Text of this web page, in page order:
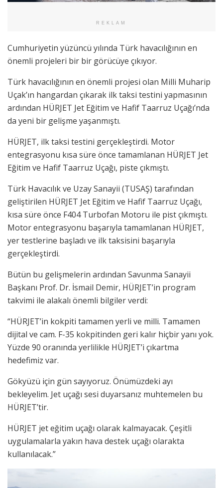
REKLAM
Cumhuriyetin yüzüncü yılında Türk havacılığının en
önemli projeleri bir bir görücüye çıkıyor.
Türk havacılığının en önemli projesi olan Milli Muharip
Uçak’ın hangardan çıkarak ilk taksi testini yapmasının
ardından HÜRJET Jet Eğitim ve Hafif Taarruz Uçağı’nda
da yeni bir gelişme yaşanmıştı.
HÜRJET, ilk taksi testini gerçekleştirdi. Motor
entegrasyonu kısa süre önce tamamlanan HÜRJET Jet
Eğitim ve Hafif Taarruz Uçağı, piste çıkmıştı.
Türk Havacılık ve Uzay Sanayii (TUSAŞ) tarafından
geliştirilen HÜRJET Jet Eğitim ve Hafif Taarruz Uçağı,
kısa süre önce F404 Turbofan Motoru ile pist çıkmıştı.
Motor entegrasyonu başarıyla tamamlanan HÜRJET,
yer testlerine başladı ve ilk taksisini başarıyla
gerçekleştirdi.
Bütün bu gelişmelerin ardından Savunma Sanayii
Başkanı Prof. Dr. İsmail Demir, HÜRJET’in program
takvimi ile alakalı önemli bilgiler verdi:
“HÜRJET’in kokpiti tamamen yerli ve milli. Tamamen
dijital ve cam. F-35 kokpitinden geri kalır hiçbir yanı yok.
Yüzde 90 oranında yerlilikle HÜRJET’i çıkartma
hedefimiz var.
Gökyüzü için gün sayıyoruz. Önümüzdeki ayı
bekleyelim. Jet uçağı sesi duyarsanız muhtemelen bu
HÜRJET’tir.
HÜRJET jet eğitim uçağı olarak kalmayacak. Çeşitli
uygulamalarla yakın hava destek uçağı olarakta
kullanılacak.”